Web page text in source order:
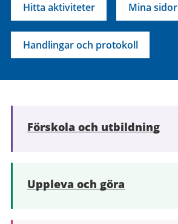
Hitta aktiviteter Mina sidor
Handlingar och protokoll
Förskola och utbildning
Uppleva och göra